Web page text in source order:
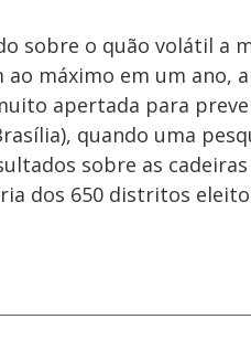
sobre o quão volátil a
ao máximo em um ano,
apertada para
quando uma
sobre as
dos 650 distritos